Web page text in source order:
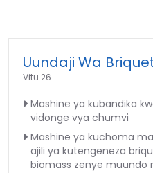
Uundaji Wa
Vitu 26
Mashine ya kubandika
vidonge vya chumvi
Mashine ya kuchoma
ajili ya kutengeneza
biomass zenye muundo